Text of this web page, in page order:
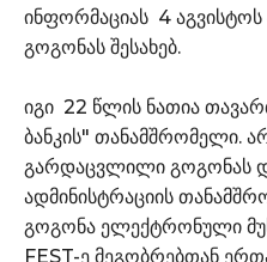
ინფორმაციას 4
გოგონას შესახებ.
იგი 22 წლის ნათია
ბანკის" თანამშრომელი.
გარდაცვლილი გოგონას
ადმინისტრაციის
გოგონა ელექტრონული
FEST-ე მეგობრებთან